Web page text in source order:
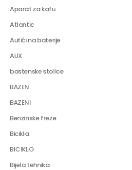
Aparat za kafu
Atlantic
Autići na baterije
AUX
bastenske stolice
BAZEN
BAZENI
Benzinske freze
Bicikla
BICIKLO
Bijela tehnika